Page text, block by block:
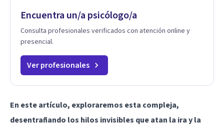
Encuentra un/a psicólogo/a
Consulta profesionales verificados con atención online y
presencial.
Ver profesionales
En este artículo, exploraremos esta compleja,
desentrañando los hilos invisibles que atan la ira y la